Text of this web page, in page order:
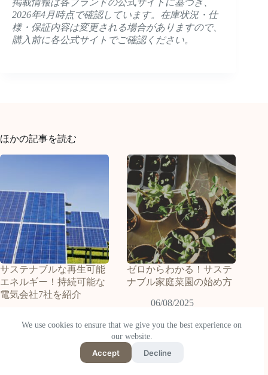
We use cookies to ensure that we give you the best experience on
our website.
Accept Decline
掲載情報は各ブランドの公式サイトに基づき、
2026年4月時点で確認しています。在庫状況・仕
様・保証内容は変更される場合がありますので、
購入前に各公式サイトでご確認ください。
ほかの記事を読む
サステナブルな再生可能
エネルギー！持続可能な
電気会社7社を紹介
ゼロからわかる！サステ
ナブル家庭菜園の始め方
06/08/2025